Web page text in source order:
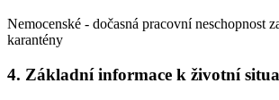
Nemocenské - dočasná pracovní neschopnost
karantény
4. Základní informace k životní